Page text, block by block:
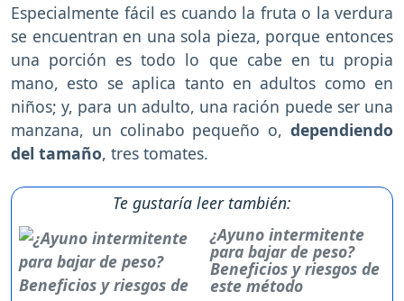
Especialmente fácil es cuando la fruta o la verdura
se encuentran en una sola pieza, porque entonces
una porción es todo lo que cabe en tu propia
mano, esto se aplica tanto en adultos como en
niños; y, para un adulto, una ración puede ser una
manzana, un colinabo pequeño o, dependiendo
del tamaño, tres tomates.
Te gustaría leer también:
¿Ayuno intermitente
para bajar de peso?
Beneficios y riesgos de
este método